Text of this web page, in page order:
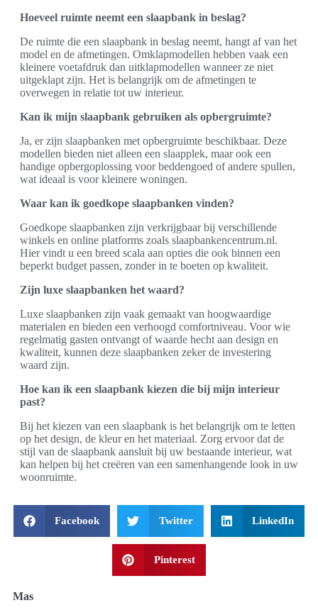
Hoeveel ruimte neemt een slaapbank in beslag?
De ruimte die een slaapbank in beslag neemt, hangt af van het
model en de afmetingen. Omklapmodellen hebben vaak een
kleinere voetafdruk dan uitklapmodellen wanneer ze niet
uitgeklapt zijn. Het is belangrijk om de afmetingen te
overwegen in relatie tot uw interieur.
Kan ik mijn slaapbank gebruiken als opbergruimte?
Ja, er zijn slaapbanken met opbergruimte beschikbaar. Deze
modellen bieden niet alleen een slaapplek, maar ook een
handige opbergoplossing voor beddengoed of andere spullen,
wat ideaal is voor kleinere woningen.
Waar kan ik goedkope slaapbanken vinden?
Goedkope slaapbanken zijn verkrijgbaar bij verschillende
winkels en online platforms zoals slaapbankencentrum.nl.
Hier vindt u een breed scala aan opties die ook binnen een
beperkt budget passen, zonder in te boeten op kwaliteit.
Zijn luxe slaapbanken het waard?
Luxe slaapbanken zijn vaak gemaakt van hoogwaardige
materialen en bieden een verhoogd comfortniveau. Voor wie
regelmatig gasten ontvangt of waarde hecht aan design en
kwaliteit, kunnen deze slaapbanken zeker de investering
waard zijn.
Hoe kan ik een slaapbank kiezen die bij mijn interieur
past?
Bij het kiezen van een slaapbank is het belangrijk om te letten
op het design, de kleur en het materiaal. Zorg ervoor dat de
stijl van de slaapbank aansluit bij uw bestaande interieur, wat
kan helpen bij het creëren van een samenhangende look in uw
woonruimte.
Facebook Twitter LinkedIn
Pinterest
Mas